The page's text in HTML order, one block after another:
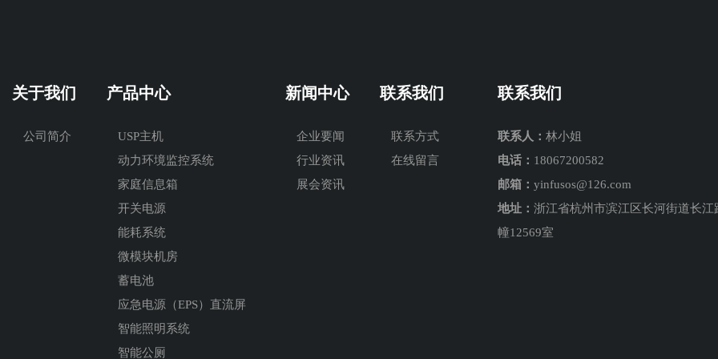
关于我们
公司简介
产品中心
USP主机
动力环境监控系统
家庭信息箱
开关电源
能耗系统
微模块机房
蓄电池
应急电源（EPS）直流屏
智能照明系统
智能公厕
新闻中心
企业要闻
行业资讯
展会资讯
联系我们
联系方式
在线留言
联系我们
联系人：林小姐
电话： 18067200582
邮箱：yinfusos@126.com
地址：浙江省杭州市滨江区长河街道长江
幢12569室